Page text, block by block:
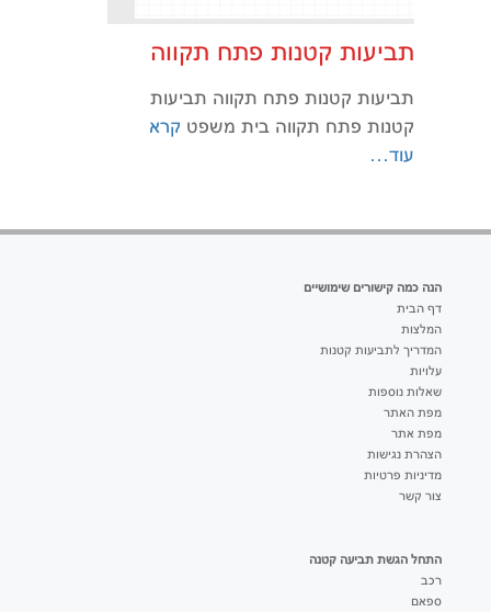
תביעות קטנות פתח תקווה
תביעות קטנות פתח תקווה תביעות
קטנות פתח תקווה בית משפט קרא
עוד…
הנה כמה קישורים שימושיים
דף הבית
המלצות
המדריך לתביעות קטנות
עלויות
שאלות נוספות
מפת האתר
מפת אתר
הצהרת נגישות
מדיניות פרטיות
צור קשר
התחל הגשת תביעה קטנה
רכב
ספאם